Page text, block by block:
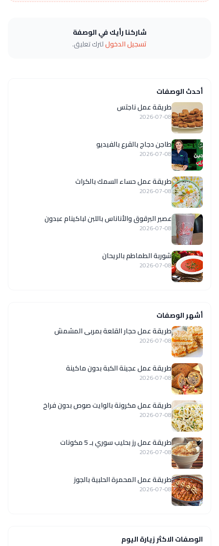
شاركنا رأيك في الوصفة
تسجيل الدخوللترك تعليق.
أحدث الوصفات
طريقة عمل ناجتس
2026-07-08
طاجن دجاج بالقرع بالفيديو
2026-07-08
طريقة عمل حساء السمك بالكراث
2026-07-08
عصير البرقوق والأناناس باللبن لباكينام عبدون
2026-07-08
شوربة الطماطم بالريحان
2026-07-08
أشهر الوصفات
طريقة عمل حجار القلعة بمربى المشمش
2026-07-08
طريقة عمل عجينة الكبة بدون ماكينة
2026-07-08
طريقة عمل مكرونة بالوايت صوص بدون فراخ
2026-07-08
طريقة عمل رز بحليب سوري بـ 5 مكونات
2026-07-08
طريقة عمل المحمرة الحلبية بالجوز
2026-07-08
الوصفات الاكثر زيارة اليوم